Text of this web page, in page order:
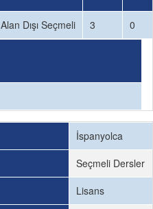
Alan Dışı Seçmeli 3 0
İspanyolca
Seçmeli Dersler
Lisans